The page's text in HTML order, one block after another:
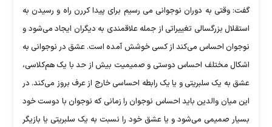
گفت: وقتی به دوران نوجوانی می رسیم برای پیدا کررن راه و رسیدن به
استقلال بزرگسالی تغییراتی از جمله علاقمندی به دیگران ایجاد می‌شود و
نوجوان احساس می‌کند از کسی خوشش آمده است‌. عشق در نوجوانی به
اشکال مختلف احساس دوستی و صمیمیت بیش از حد با یک هم‌کلاسی،
عشق به یک سلبریتی و یا یک رابطه احساسی خارج از عرف بروز می‌کند. در
این میان والدین باید احساس نوجوان را زمانی که نوجوان با دوست خود
بسیار صمیمی می‌شود و یا عشق خود را نسبت به یک سلبریتی یا بازیگر